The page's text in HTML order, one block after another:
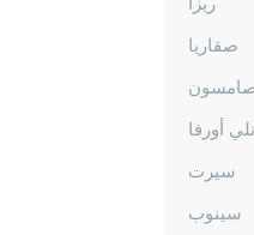
صقاريا
أورفا
سيرت
سينوب